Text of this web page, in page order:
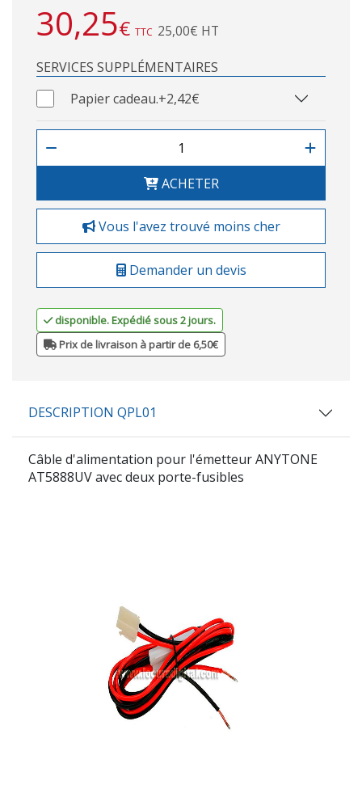
30,25€ TTC 25,00€ HT
SERVICES SUPPLÉMENTAIRES
Papier cadeau.+2,42€
ACHETER
Vous l'avez trouvé moins cher
Demander un devis
disponible. Expédié sous 2 jours.
Prix de livraison à partir de 6,50€
DESCRIPTION QPL01
Câble d'alimentation pour l'émetteur ANYTONE
AT5888UV avec deux porte-fusibles